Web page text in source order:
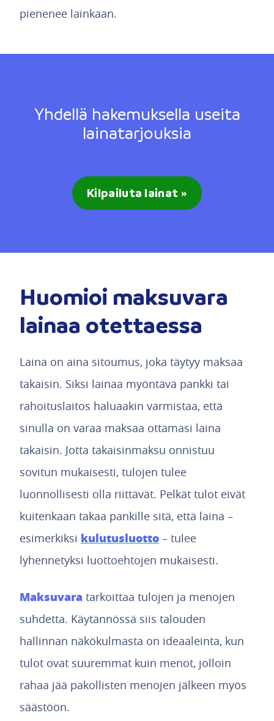
pienenee lainkaan.
Yhdellä hakemuksella useita
lainatarjouksia
Kilpailuta lainat »
Huomioi maksuvara
lainaa otettaessa
Laina on aina sitoumus, joka täytyy maksaa
takaisin. Siksi lainaa myöntävä pankki tai
rahoituslaitos haluaakin varmistaa, että
sinulla on varaa maksaa ottamasi laina
takaisin. Jotta takaisinmaksu onnistuu
sovitun mukaisesti, tulojen tulee
luonnollisesti olla riittävät. Pelkät tulot eivät
kuitenkaan takaa pankille sitä, että laina –
esimerkiksi kulutusluotto – tulee
lyhennetyksi luottoehtojen mukaisesti.
Maksuvara tarkoittaa tulojen ja menojen
suhdetta. Käytännössä siis talouden
hallinnan näkökulmasta on ideaaleinta, kun
tulot ovat suuremmat kuin menot, jolloin
rahaa jää pakollisten menojen jälkeen myös
säästöön.